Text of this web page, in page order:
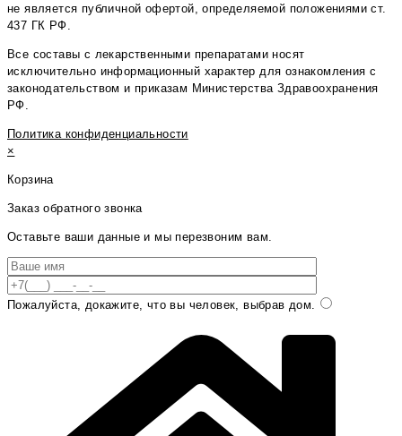
не является публичной офертой, определяемой положениями ст.
437 ГК РФ.
Все составы с лекарственными препаратами носят
исключительно информационный характер для ознакомления с
законодательством и приказам Министерства Здравоохранения
РФ.
Политика конфиденциальности
×
Корзина
Заказ обратного звонка
Оставьте ваши данные и мы перезвоним вам.
Пожалуйста, докажите, что вы человек, выбрав дом.